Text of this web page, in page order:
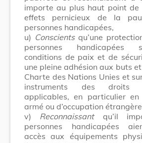
importe au plus haut point de
effets pernicieux de la
personnes handicapées,
u) Conscientsqu’une
personnes handicapées
conditions de paix et de
une pleine adhésion aux buts
Charte des Nations Unies et
instruments des droits
applicables, en particulier
armé ou d’occupation
v) Reconnaissantqu’il
personnes handicapées
accès aux équipements